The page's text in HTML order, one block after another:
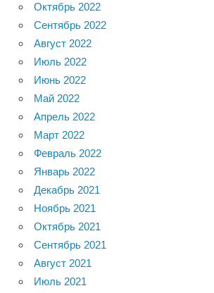
Октябрь 2022
Сентябрь 2022
Август 2022
Июль 2022
Июнь 2022
Май 2022
Апрель 2022
Март 2022
Февраль 2022
Январь 2022
Декабрь 2021
Ноябрь 2021
Октябрь 2021
Сентябрь 2021
Август 2021
Июль 2021